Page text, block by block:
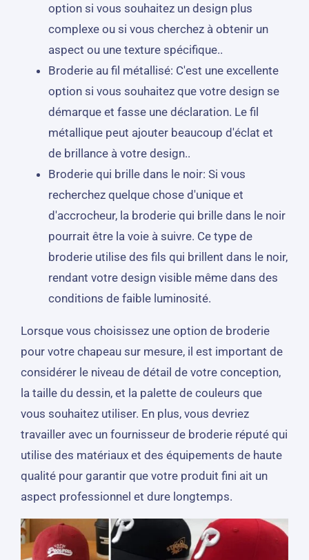
option si vous souhaitez un design plus
complexe ou si vous cherchez à obtenir un
aspect ou une texture spécifique..
Broderie au fil métallisé: C'est une excellente
option si vous souhaitez que votre design se
démarque et fasse une déclaration. Le fil
métallique peut ajouter beaucoup d'éclat et
de brillance à votre design..
Broderie qui brille dans le noir: Si vous
recherchez quelque chose d'unique et
d'accrocheur, la broderie qui brille dans le noir
pourrait être la voie à suivre. Ce type de
broderie utilise des fils qui brillent dans le noir,
rendant votre design visible même dans des
conditions de faible luminosité.
Lorsque vous choisissez une option de broderie
pour votre chapeau sur mesure, il est important de
considérer le niveau de détail de votre conception,
la taille du dessin, et la palette de couleurs que
vous souhaitez utiliser. En plus, vous devriez
travailler avec un fournisseur de broderie réputé qui
utilise des matériaux et des équipements de haute
qualité pour garantir que votre produit fini ait un
aspect professionnel et dure longtemps.